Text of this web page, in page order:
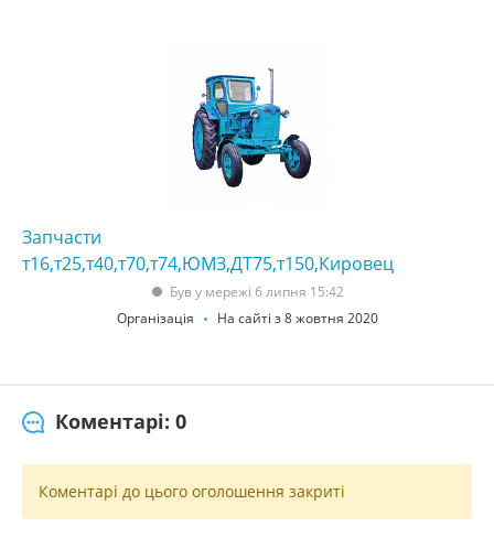
Запчасти
т16,т25,т40,т70,т74,ЮМЗ,ДТ75,т150,Кировец
Був у мережі 6 липня 15:42
Організація
На сайті з 8 жовтня 2020
Коментарі: 0
Коментарі до цього оголошення закриті